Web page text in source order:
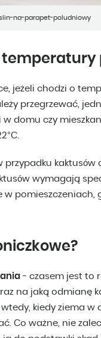
na-parapet-poludniowy
jeżeli chodzi o
przegrzewać,
w domu czy
kaktusów
wymagają
pomieszczeniach,
- czasem jest to
na jaką odmianę
kiedy ziema w
Co ważne, nie